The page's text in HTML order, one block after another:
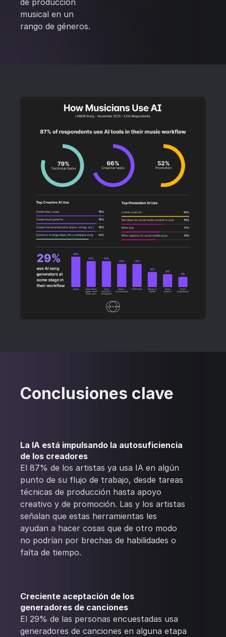
de producción
musical en un
rango de géneros.
Conclusiones clave
La IA está impulsando la autosuficiencia
de los creadores
El 87% de los artistas ya usa IA en algún
punto de su flujo de trabajo, desde tareas
técnicas de producción hasta apoyo
creativo y de promoción. Las y los artistas
señalan que estas herramientas les
ayudan a hacer cosas que de otro modo
no podrían por brechas de habilidades o
falta de tiempo.
Creciente aceptación de los
generadores de canciones
El 29% de las personas encuestadas usa
generadores de canciones en alguna etapa